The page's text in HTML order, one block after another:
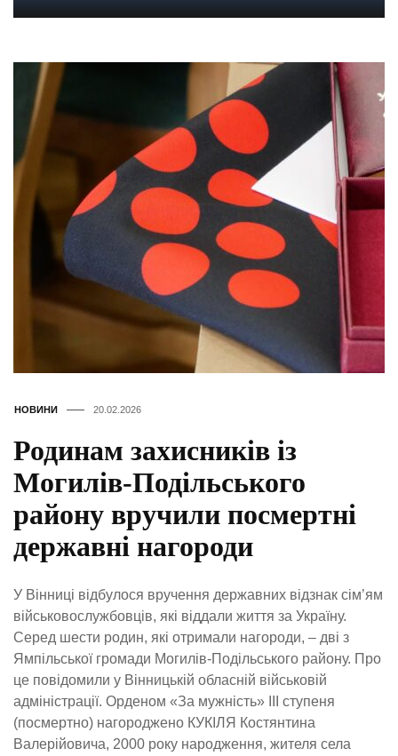
НОВИНИ 20.02.2026
Родинам захисників із
Могилів-Подільського
району вручили посмертні
державні нагороди
У Вінниці відбулося вручення державних відзнак сім’ям
військовослужбовців, які віддали життя за Україну.
Серед шести родин, які отримали нагороди, – дві з
Ямпільської громади Могилів-Подільського району. Про
це повідомили у Вінницькій обласній військовій
адміністрації. Орденом «За мужність» ІІІ ступеня
(посмертно) нагороджено КУКІЛЯ Костянтина
Валерійовича, 2000 року народження, жителя села